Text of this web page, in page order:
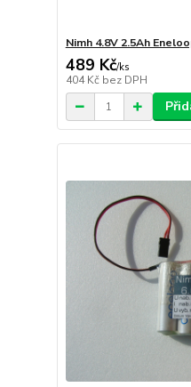
Nimh 4.8V 2.5Ah
489 Kč/ks
404 Kč bez DPH